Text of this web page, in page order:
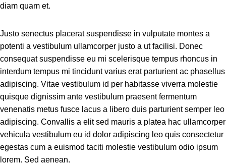
diam quam et.
Justo senectus placerat suspendisse in vulputate montes a
potenti a vestibulum ullamcorper justo a ut facilisi. Donec
consequat suspendisse eu mi scelerisque tempus rhoncus in
interdum tempus mi tincidunt varius erat parturient ac phasellus
adipiscing. Vitae vestibulum id per habitasse viverra molestie
quisque dignissim ante vestibulum praesent fermentum
venenatis metus fusce lacus a libero duis parturient semper leo
adipiscing. Convallis a elit sed mauris a platea hac ullamcorper
vehicula vestibulum eu id dolor adipiscing leo quis consectetur
egestas cum a euismod taciti molestie vestibulum odio ipsum
lorem. Sed aenean.